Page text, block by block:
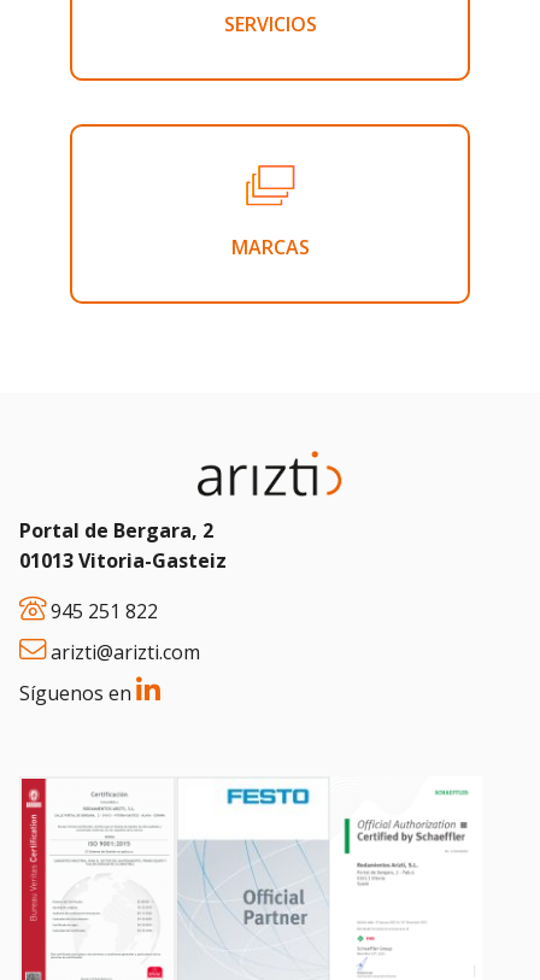
SERVICIOS
MARCAS
Portal de Bergara, 2
01013 Vitoria-Gasteiz
945 251 822
arizti@arizti.com
Síguenos en